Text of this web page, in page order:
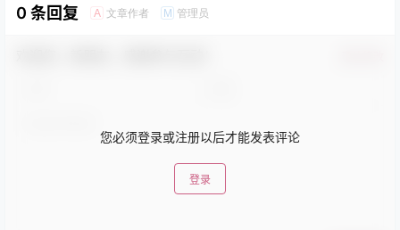
0 条回复 A 文章作者 M 管理员
您必须登录或注册以后才能发表评论
登录